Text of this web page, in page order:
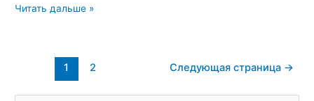
Рабочее
подготовки
Читать дальше »
Постраничная
записи
1 2 Следующая страница →